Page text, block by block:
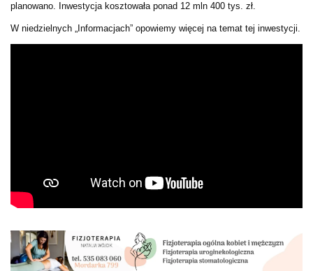
planowano. Inwestycja kosztowała ponad 12 mln 400 tys. zł.
W niedzielnych „Informacjach” opowiemy więcej na temat tej inwestycji.